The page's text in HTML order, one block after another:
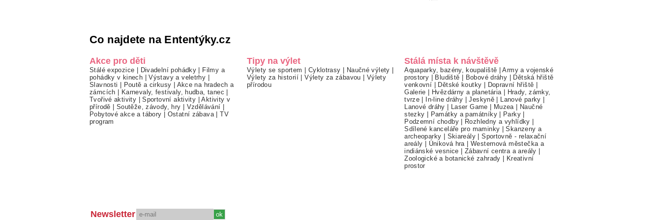
Co najdete na Ententýky.cz
Akce pro děti
Stálé expozice | Divadelní pohádky | Filmy a
pohádky v kinech |Výstavy a veletrhy |
Slavnosti | Poutě a cirkusy | Akce na hradech a
zámcích | Karnevaly, festivaly, hudba, tanec |
Tvořivé aktivity |Sportovní aktivity |Aktivity v
přírodě | Soutěže, závody, hry | Vzdělávání |
Pobytové akce a tábory | Ostatní zábava |TV
program
Tipy na výlet
Výlety se sportem | Cyklotrasy | Naučné výlety |
Výlety za historií |Výlety za zábavou | Výlety
přírodou
Stálá místa k návštěvě
Aquaparky, bazény, koupaliště |Army a vojenské
prostory | Bludiště | Bobové dráhy | Dětská hřiště
venkovní | Dětské koutky | Dopravní hřiště |
Galerie | Hvězdárny a planetária | Hrady, zámky,
tvrze | In-line dráhy |Jeskyně | Lanové parky |
Lanové dráhy | Laser Game | Muzea | Naučné
stezky | Památky a památníky| Parky |
Podzemní chodby| Rozhledny a vyhlídky |
Sdílené kanceláře pro maminky |Skanzeny a
archeoparky | Skiareály |Sportovně - relaxační
areály | Úniková hra |Westernová městečka a
indiánské vesnice | Zábavní centra a areály |
Zoologické a botanické zahrady | Kreativní
prostor
Newsletter